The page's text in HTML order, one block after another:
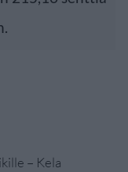
– Kela